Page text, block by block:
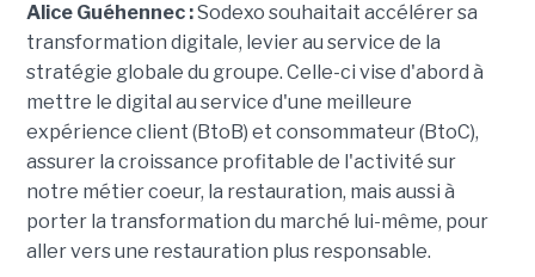
Alice Guéhennec :Sodexo souhaitait accélérer sa
transformation digitale, levier au service de la
stratégie globale du groupe. Celle-ci vise d'abord à
mettre le digital au service d'une meilleure
expérience client (BtoB) et consommateur (BtoC),
assurer la croissance profitable de l'activité sur
notre métier coeur, la restauration, mais aussi à
porter la transformation du marché lui-même, pour
aller vers une restauration plus responsable.